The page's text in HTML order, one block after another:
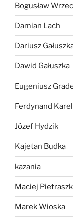
Bogusław
Damian Lach
Dariusz
Dawid Gałuszka
Eugeniusz
Ferdynand Karel
Józef Hydzik
Kajetan Budka
kazania
Maciej
Marek Wioska